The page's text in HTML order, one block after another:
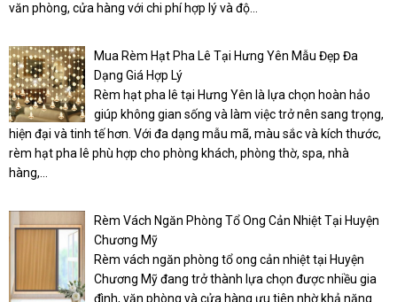
văn phòng, cửa hàng với chi phí hợp lý và độ...
Mua Rèm Hạt Pha Lê Tại Hưng Yên Mẫu Đẹp Đa
Dạng Giá Hợp Lý
Rèm hạt pha lê tại Hưng Yên là lựa chọn hoàn hảo
giúp không gian sống và làm việc trở nên sang trọng,
hiện đại và tinh tế hơn. Với đa dạng mẫu mã, màu sắc và kích thước,
rèm hạt pha lê phù hợp cho phòng khách, phòng thờ, spa, nhà
hàng,...
Rèm Vách Ngăn Phòng Tổ Ong Cản Nhiệt Tại Huyện
Chương Mỹ
Rèm vách ngăn phòng tổ ong cản nhiệt tại Huyện
Chương Mỹ đang trở thành lựa chọn được nhiều gia
đình, văn phòng và cửa hàng ưu tiên nhờ khả năng